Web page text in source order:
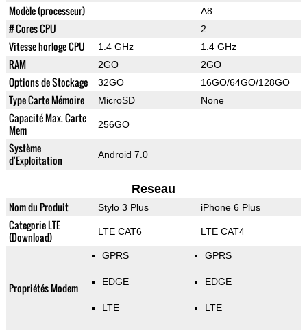
Modèle (processeur) A8
# Cores CPU 2
Vitesse horloge CPU 1.4 GHz 1.4 GHz
RAM 2GO 2GO
Options de Stockage 32GO 16GO/64GO/128GO
Type Carte Mémoire MicroSD None
Capacité Max. Carte
Mem
256GO
Système
d'Exploitation
Android 7.0
Reseau
Nom du Produit Stylo 3 Plus iPhone 6 Plus
Categorie LTE
(Download)
LTE CAT6 LTE CAT4
Propriétés Modem
GPRS
EDGE
LTE
GPRS
EDGE
LTE